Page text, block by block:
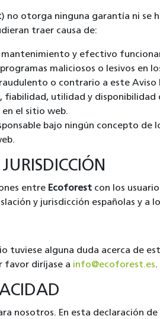
) no otorga ninguna garantía ni se
traer causa de:
y efectivo
maliciosos o lesivos en
o contrario a este Aviso
utilidad y disponibilidad
en el sitio web.
bajo ningún concepto
entre Ecoforest con los
y jurisdicción españolas y a
tuviese alguna duda acerca de
favor diríjase a info@ecoforest.es.
nosotros. En esta declaración